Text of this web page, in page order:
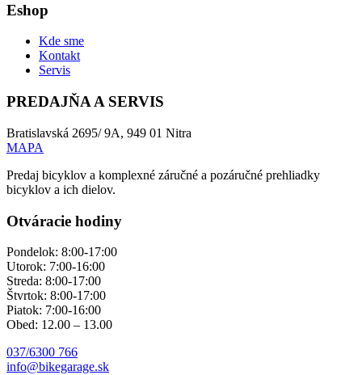
Eshop
Kde sme
Kontakt
Servis
PREDAJŇA A SERVIS
Bratislavská 2695/ 9A, 949 01 Nitra
MAPA
Predaj bicyklov a komplexné záručné a pozáručné prehliadky
bicyklov a ich dielov.
Otváracie hodiny
Pondelok: 8:00-17:00
Utorok: 7:00-16:00
Streda: 8:00-17:00
Štvrtok: 8:00-17:00
Piatok: 7:00-16:00
Obed: 12.00 – 13.00
037/6300 766
info@bikegarage.sk